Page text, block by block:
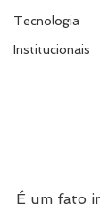
Tecnologia
Institucionais
É um fato